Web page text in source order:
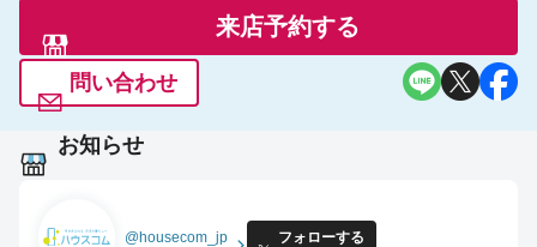
来店予約する
問い合わせ
お知らせ
@housecom_jp フォローする